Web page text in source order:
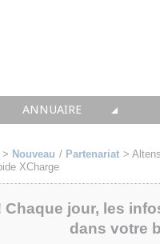
ANNUAIRE
• SOLUTIONS
Nouveau / Partenariat >
XCharge
Chaque jour, les
dans votre